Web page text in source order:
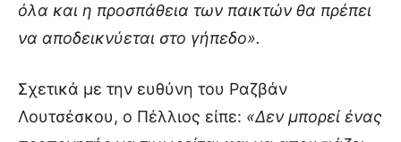
όλα και η προσπάθεια των παικτών θα πρέπει
να αποδεικνύεται στο γήπεδο».
Σχετικά με την ευθύνη του Ραζβάν
Λουτσέσκου, ο Πέλλιος είπε: «Δεν μπορεί ένας